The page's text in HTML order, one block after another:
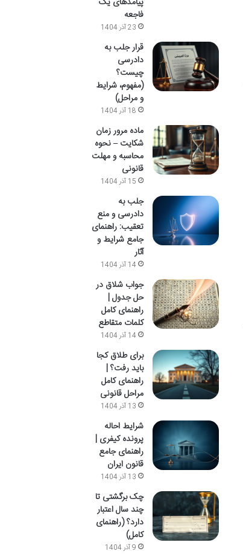
فاجعه
23 آذر 1404
قرار جلب به
دادرسی
چیست؟
(مفهوم، شرایط
و مراحل)
18 آذر 1404
ماده مرور زمان
شکایت – نحوه
محاسبه و مهلت
قانونی
15 آذر 1404
جلب به
دادرسی و منع
تعقیب: راهنمای
جامع شرایط و
آثار
14 آذر 1404
جواب شلاق در
حل جدول |
راهنمای کامل
کلمات متقاطع
14 آذر 1404
برای طلاق کجا
باید رفت؟ |
راهنمای کامل
مراحل قانونی
13 آذر 1404
شرایط احاله
پرونده کیفری |
راهنمای جامع
قانون ایران
13 آذر 1404
چک برگشتی تا
چند سال اعتبار
دارد؟ (راهنمای
کامل)
9 آذر 1404